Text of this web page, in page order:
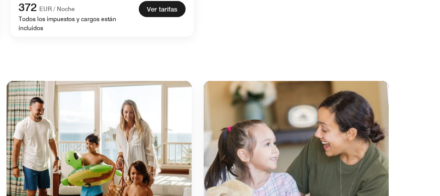
372 EUR / Noche
Todos los impuestos y cargos están
incluidos
Ver tarifas